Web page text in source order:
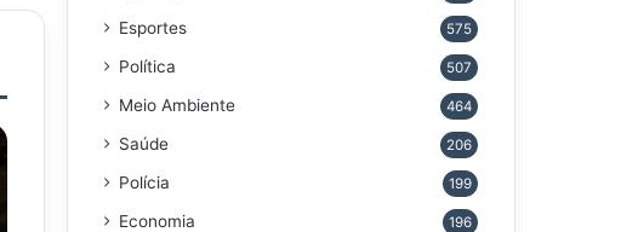
Esportes 575
Política 507
Meio Ambiente 464
Saúde 206
Polícia 199
Economia 196